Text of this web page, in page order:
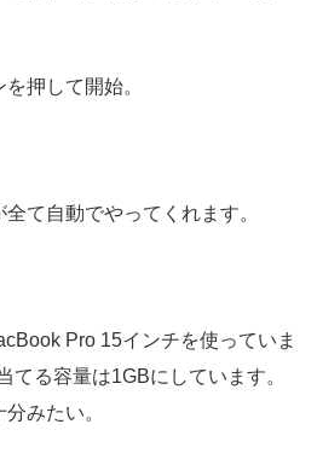
押して開始。
て自動でやってくれます。
Pro 15インチを使っていま
てる容量は1GBにしています。
みたい。